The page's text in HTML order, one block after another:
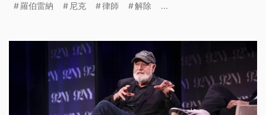
羅伯雷納 尼克 律師 解除 ...